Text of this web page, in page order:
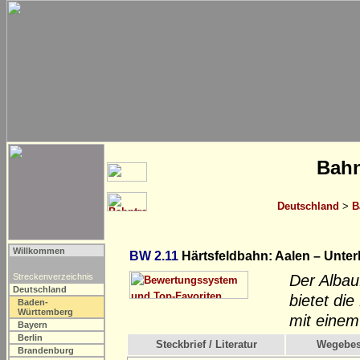
Deutschland >
Willkommen
Streckenverzeichnis
Deutschland
Baden-
Württemberg
Bayern
Berlin
Brandenburg
BW 2.11 Härtsfeldbahn: Aalen –
Der
bietet die
mit
Steckbrief / Literatur